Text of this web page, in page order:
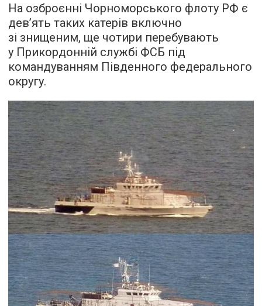
На озброєнні Чорноморського флоту РФ є
дев’ять таких катерів включно
зі знищеним, ще чотири перебувають
у Прикордонній службі ФСБ під
командуванням Південного федерального
округу.